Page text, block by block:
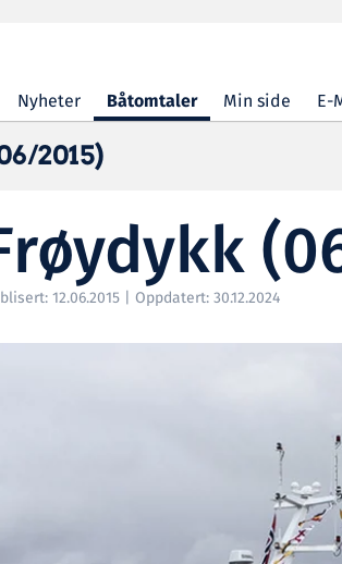
Nyheter Båtomtaler Min side E-
2015)
12.06.2015 | Oppdatert: 30.12.2024